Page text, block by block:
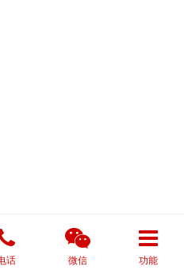
话 微信 功能